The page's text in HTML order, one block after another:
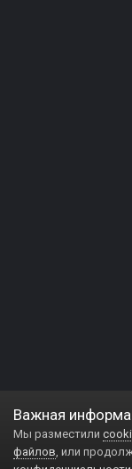
Важная
Мы разместили
файлов, или